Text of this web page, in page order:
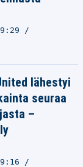
lähestyi
seuraa
–